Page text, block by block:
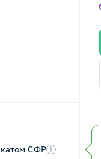
СФР i